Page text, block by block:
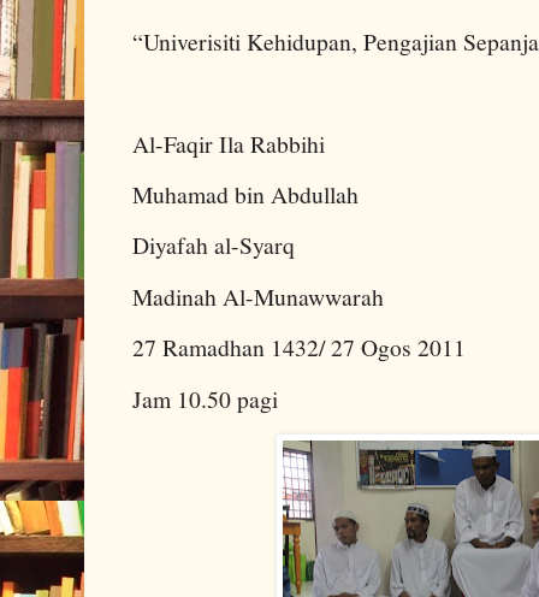
“Univerisiti Kehidupan, Pengajian
Al-Faqir Ila Rabbihi
Muhamad bin Abdullah
Diyafah al-Syarq
Madinah Al-Munawwarah
27 Ramadhan 1432/ 27 Ogos 2011
Jam 10.50 pagi